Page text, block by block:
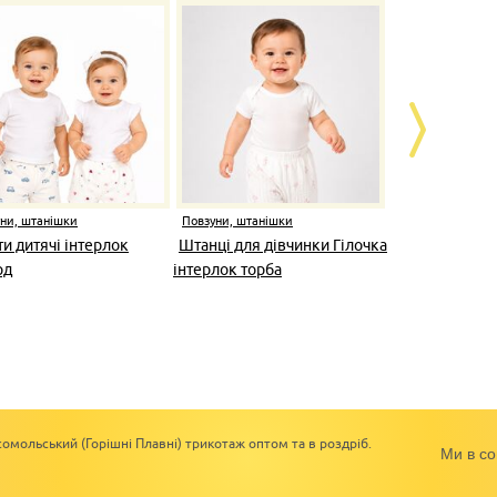
штанішки
дитячі інтерлок
Повзуни, штанішки
Штанці для дівчинки Гілочка
інтерлок торба
Ми в
(Горішні Плавні) трикотаж оптом та в роздріб.